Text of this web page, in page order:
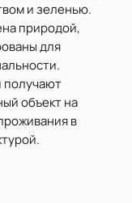
и зеленью.
природой,
для
получают
объект на
в